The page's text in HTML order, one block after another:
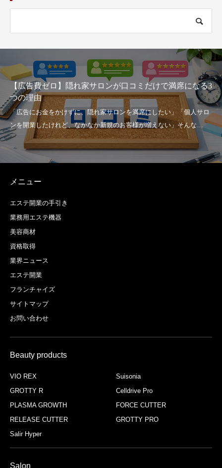
【広告費ゼロ】隠れ家サロンが口コミだけで満席になる3
つの理由
メニュー
エステ開業の手引き
業務用エステ機器
美容商材
資格取得
業界ニュース
エステ開業
フランチャイズ
サイトマップ
お問い合わせ
Beauty products
VIO REX
Suisonia
GROTTY R
Celldrive Pro
PLASMA GROWTH
FORCE CUTTER
RELEASE CUTTER
GROTTY PRO
Salir Hyper
Salon